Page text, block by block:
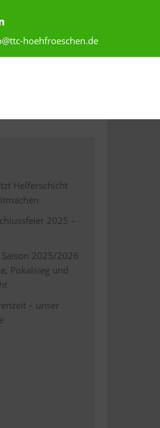
hoehfroeschen.de
Helferschicht
2025 –
2025/2026
Pokalsieg und
– unser